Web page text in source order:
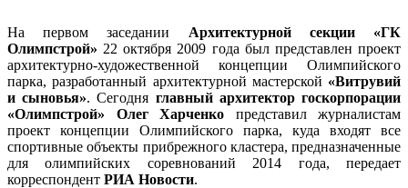
На первом заседании Архитектурной секции «ГК
Олимпстрой» 22 октября 2009 года был представлен проект
архитектурно-художественной концепции Олимпийского
парка, разработанный архитектурной мастерской «Витрувий
и сыновья». Сегодня главный архитектор госкорпорации
«Олимпстрой» Олег Харченко представил журналистам
проект концепции Олимпийского парка, куда входят все
спортивные объекты прибрежного кластера, предназначенные
для олимпийских соревнований 2014 года, передает
корреспондент РИА Новости.